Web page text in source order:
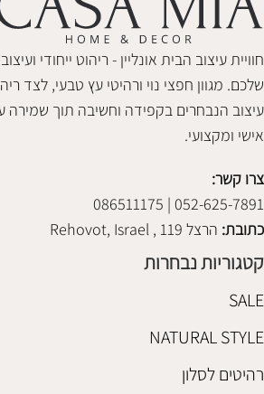
חוויית עיצוב הבית אונליין - ריהוט ייחודי
שלכם. מגוון חפצי נוי ורהיטי עץ טבעי, לצד
עיצוב הנבחרים בקפידה וחשיבה תוך שמירה
אישי ומקצועי.
צרו קשר:
052-625-7891 | 086511175
כתובת: הרצל 119 , Rehovot, Israel
קטגוריות נבחרות
SALE
NATURAL STYLE
רהיטים לסלון